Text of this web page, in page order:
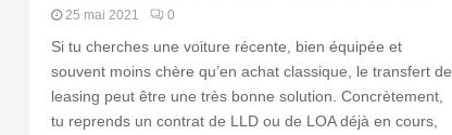
25 mai 2021 0
Si tu cherches une voiture récente, bien équipée et
souvent moins chère qu’en achat classique, le transfert de
leasing peut être une très bonne solution. Concrètement,
tu reprends un contrat de LLD ou de LOA déjà en cours,